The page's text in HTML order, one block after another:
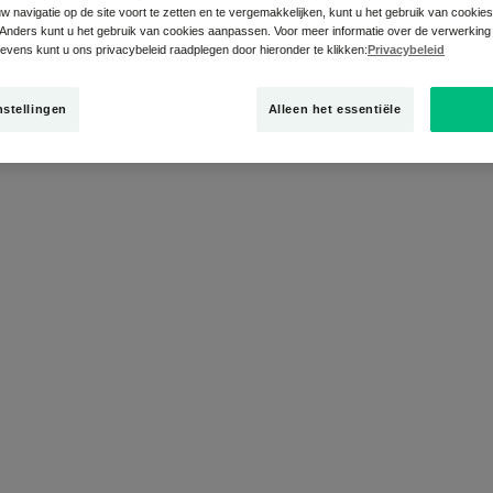
voor het gelaat"
navigatie op de site voort te zetten en te vergemakkelijken, kunt u het gebruik van
kunt u het gebruik van cookies aanpassen. Voor meer informatie over de
kunt u ons privacybeleid raadplegen door hieronder te klikken:Privacybeleid
Alleen het essentiële